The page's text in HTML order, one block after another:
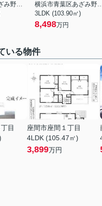
横浜市青葉区あざみ野南４丁目
横浜市青葉区あざ
3LDK (103.90㎡)
8,498万円
いる物件
目
座間市座間１丁目
4LDK (105.47㎡)
3,899万円